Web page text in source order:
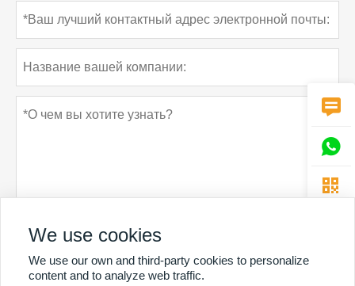
отправить Политика конфиденциальности



We use cookies
We use our own and third-party cookies to personalize
content and to analyze web traffic.